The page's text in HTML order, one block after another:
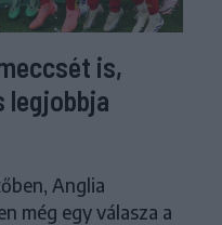
is,
legjobbja
Anglia
még egy válasza a